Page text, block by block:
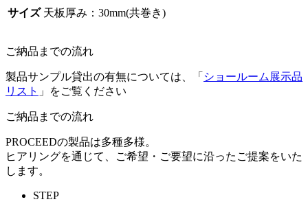
サイズ 天板厚み：30mm(共巻き)
ご納品までの流れ
製品サンプル貸出の有無については、「 ショールーム展示品
リスト 」をご覧ください
ご納品までの流れ
PROCEEDの製品は多種多様。
ヒアリングを通じて、ご希望・ご要望に沿ったご提案をいた
します。
STEP